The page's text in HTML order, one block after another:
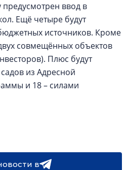
ввод в
Ещё четыре будут
источников. Кроме
совмещённых объектов
Плюс будут
из Адресной
и 18 – силами
в